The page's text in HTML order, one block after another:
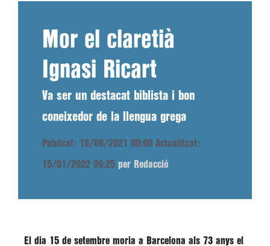
Mor el claretià
Ignasi Ricart
Va ser un destacat biblista i bon
coneixedor de la llengua grega
Publicat: 16/09/2021 00:00 Actualitzat:
15/01/2022 09:25 per Redacció
El dia 15 de setembre moria a Barcelona als 73 anys el